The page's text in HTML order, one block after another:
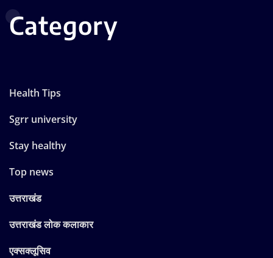
Category
Health Tips
Sgrr university
Stay healthy
Top news
उत्तराखंड
उत्तराखंड लोक कलाकार
एक्सक्लूसिव